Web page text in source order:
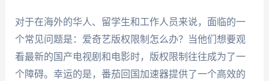
对于在海外的华人、留学生和工作人员来说，面临的一
个常见问题是：爱奇艺版权限制怎么办？当他们想要观
看最新的国产电视剧和电影时，版权限制往往成为了一
个障碍。幸运的是，番茄回国加速器提供了一个高效的